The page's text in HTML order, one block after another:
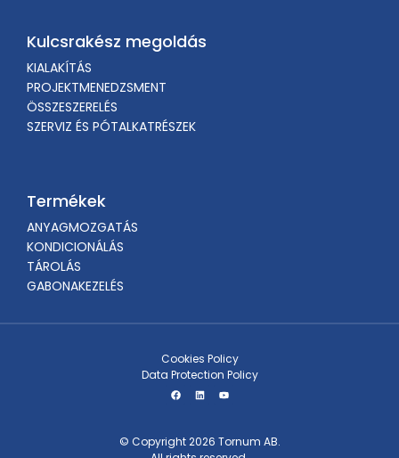
Kulcsrakész megoldás
KIALAKÍTÁS
PROJEKTMENEDZSMENT
ÖSSZESZERELÉS
SZERVIZ ÉS PÓTALKATRÉSZEK
Termékek
ANYAGMOZGATÁS
KONDICIONÁLÁS
TÁROLÁS
GABONAKEZELÉS
© Copyright 2026 Tornum AB.
Cookies Policy
Data Protection Policy